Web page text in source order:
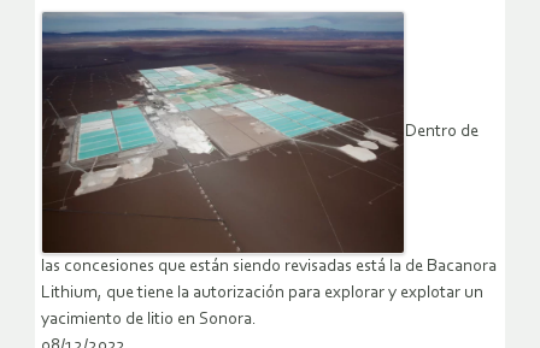
Dentro de
las concesiones que están siendo revisadas está la de Bacanora
Lithium, que tiene la autorización para explorar y explotar un
yacimiento de litio en Sonora.